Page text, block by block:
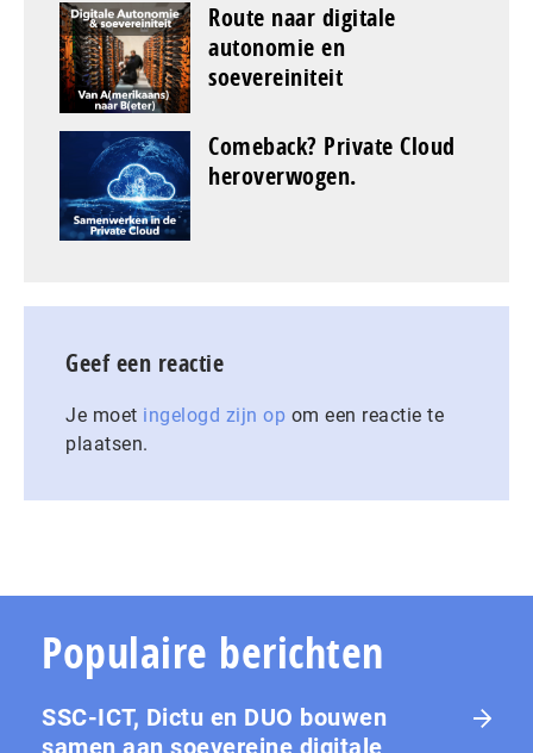
Route naar digitale
autonomie en
soevereiniteit
Comeback? Private Cloud
heroverwogen.
Geef een reactie
Je moet ingelogd zijn op om een reactie te
plaatsen.
Populaire berichten
SSC-ICT, Dictu en DUO bouwen